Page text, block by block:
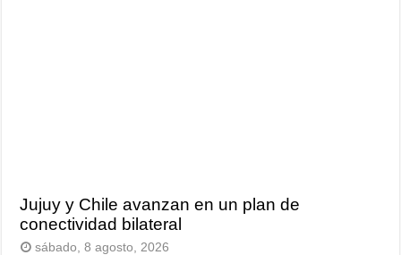
Jujuy y Chile avanzan en un plan de
conectividad bilateral
sábado, 8 agosto, 2026